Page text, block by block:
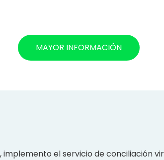
MAYOR INFORMACIÓN
implemento el servicio de conciliación